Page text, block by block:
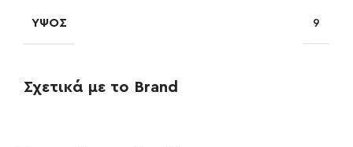
ΎΨΟΣ 9
Σχετικά με το Brand